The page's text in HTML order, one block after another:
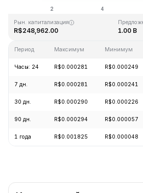
R$0.128999
Рын. капитализация
R$248,962.00 1.00 B
Период Максимум Минимум
Часы: 24 R$0.000281 R$0.000249
7 дн. R$0.000281 R$0.000241
30 дн. R$0.000290 R$0.000226
90 дн. R$0.000294 R$0.000057
1 года R$0.001825 R$0.000048